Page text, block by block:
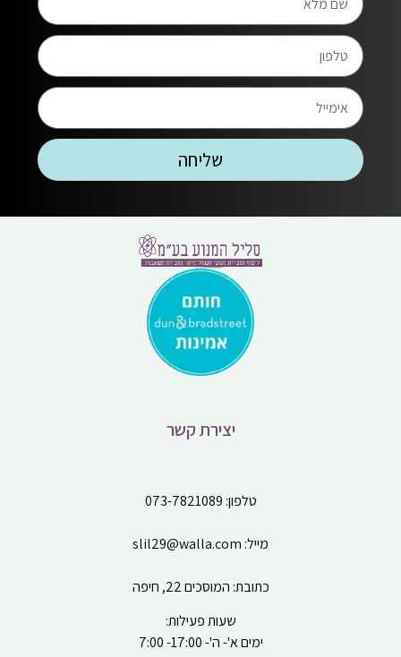
שליחה
יצירת קשר
טלפון: 073-7821089
מייל: slil29@walla.com
כתובת: המוסכים 22, חיפה
שעות פעילות:
ימים א'- ה'- 17:00- 7:00